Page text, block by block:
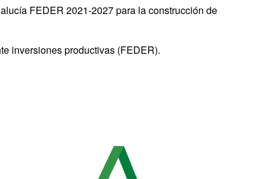
FEDER 2021-2027 para la construcción de
inversiones productivas (FEDER).